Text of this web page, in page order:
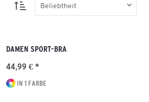
DAMEN SPORT-BRA
44,99 € *
IN 1 FARBE